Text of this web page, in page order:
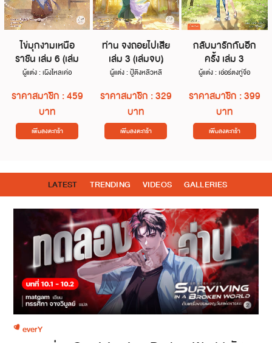
ไข่มุกงามเหนือ
ราชัน เล่ม 6 (เล่ม
จบ)
ผู้แต่ง : เผิงไหลเค่อ
ราคาสมาชิก : 459
บาท
เพิ่มลงตะกร้า
ท่าน จงถอยไปเสีย
เล่ม 3 (เล่มจบ)
ผู้แต่ง : ปู้ติงหลิวหลี
ราคาสมาชิก : 329
บาท
เพิ่มลงตะกร้า
กลับมารักกันอีก
ครั้ง เล่ม 3
ผู้แต่ง : เอ่อร์ตงทู่จื่อ
ราคาสมาชิก : 399
บาท
เพิ่มลงตะกร้า
LATEST TRENDING VIDEOS GALLERIES
everY